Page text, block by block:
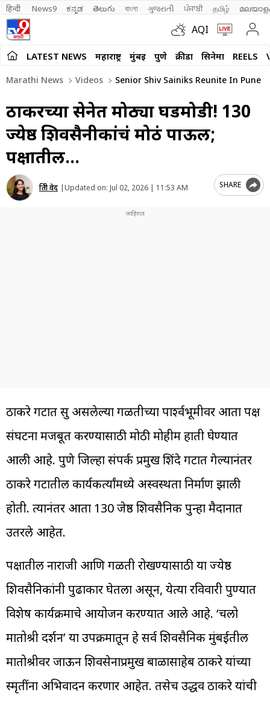
हिन्दी News9 ಕನ್ನಡ తెలుగు বাংলা ગુજરાતી ਪੰਜਾਬੀ தமிழ்
AQI
LATEST NEWS महाराष्ट्र मुंबई पुणे क्रीडा सिनेमा REELS
Marathi News Videos Senior Shiv Sainiks Reunite In Pune
ठाकरेंच्या सेनेत मोठ्या घडमोडी! 130
ज्येष्ठ शिवसैनीकांचं मोठं पाऊल;
पक्षातील…
प्रिती वेद |Updated on: Jul 02, 2026 | 11:53 AM SHARE
ठाकरे गटात सुरू असलेल्या गळतीच्या पार्श्वभूमीवर आता पक्ष
संघटना मजबूत करण्यासाठी मोठी मोहीम हाती घेण्यात
आली आहे. पुणे जिल्हा संपर्क प्रमुख शिंदे गटात गेल्यानंतर
ठाकरे गटातील कार्यकर्त्यांमध्ये अस्वस्थता निर्माण झाली
होती. त्यानंतर आता 130 जेष्ठ शिवसैनिक पुन्हा मैदानात
उतरले आहेत.
पक्षातील नाराजी आणि गळती रोखण्यासाठी या ज्येष्ठ
शिवसैनिकांनी पुढाकार घेतला असून, येत्या रविवारी पुण्यात
विशेष कार्यक्रमाचे आयोजन करण्यात आले आहे. ‘चलो
मातोश्री दर्शन’ या उपक्रमातून हे सर्व शिवसैनिक मुंबईतील
मातोश्रीवर जाऊन शिवसेनाप्रमुख बाळासाहेब ठाकरे यांच्या
स्मृतींना अभिवादन करणार आहेत. तसेच उद्धव ठाकरे यांची